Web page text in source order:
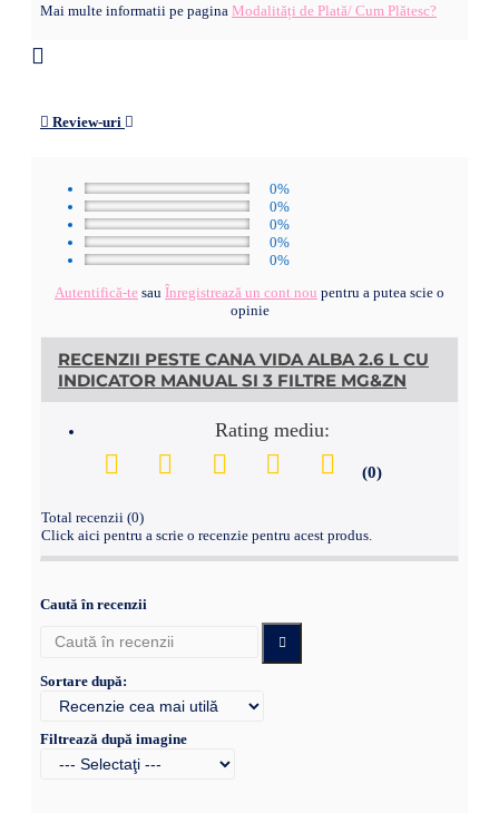
Mai multe informatii pe pagina Modalități de Plată/ Cum Plătesc?
Review-uri
0%
0%
0%
0%
0%
Autentifică-te sau Înregistrează un cont nou pentru a putea scie o
opinie
RECENZII PESTE CANA VIDA ALBA 2.6 L CU
INDICATOR MANUAL SI 3 FILTRE MG&ZN
Rating mediu:
(0)
Total recenzii (0)
Click aici pentru a scrie o recenzie pentru acest produs.
Caută în recenzii
Sortare după:
Filtrează după imagine